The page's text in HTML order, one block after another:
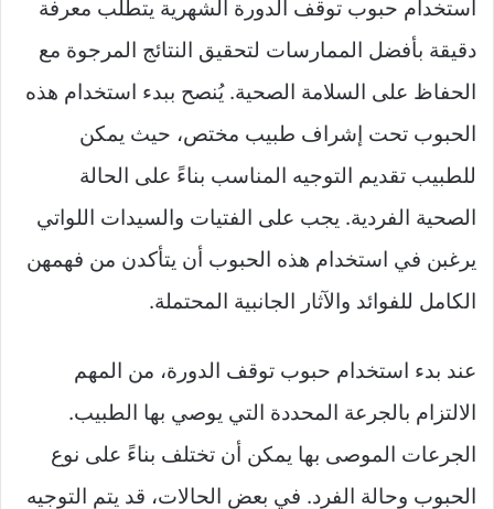
استخدام حبوب توقف الدورة الشهرية يتطلب معرفة
دقيقة بأفضل الممارسات لتحقيق النتائج المرجوة مع
الحفاظ على السلامة الصحية. يُنصح ببدء استخدام هذه
الحبوب تحت إشراف طبيب مختص، حيث يمكن
للطبيب تقديم التوجيه المناسب بناءً على الحالة
الصحية الفردية. يجب على الفتيات والسيدات اللواتي
يرغبن في استخدام هذه الحبوب أن يتأكدن من فهمهن
الكامل للفوائد والآثار الجانبية المحتملة.
عند بدء استخدام حبوب توقف الدورة، من المهم
الالتزام بالجرعة المحددة التي يوصي بها الطبيب.
الجرعات الموصى بها يمكن أن تختلف بناءً على نوع
الحبوب وحالة الفرد. في بعض الحالات، قد يتم التوجيه